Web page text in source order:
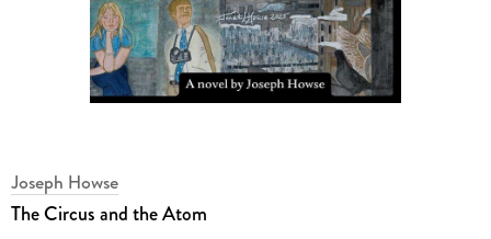
Joseph Howse
The Circus and the Atom